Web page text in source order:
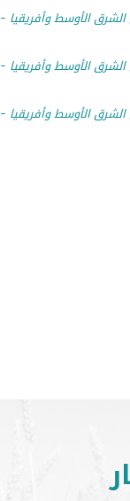
الأوسط وأفريقيا –
الأوسط وأفريقيا –
الأوسط وأفريقيا –